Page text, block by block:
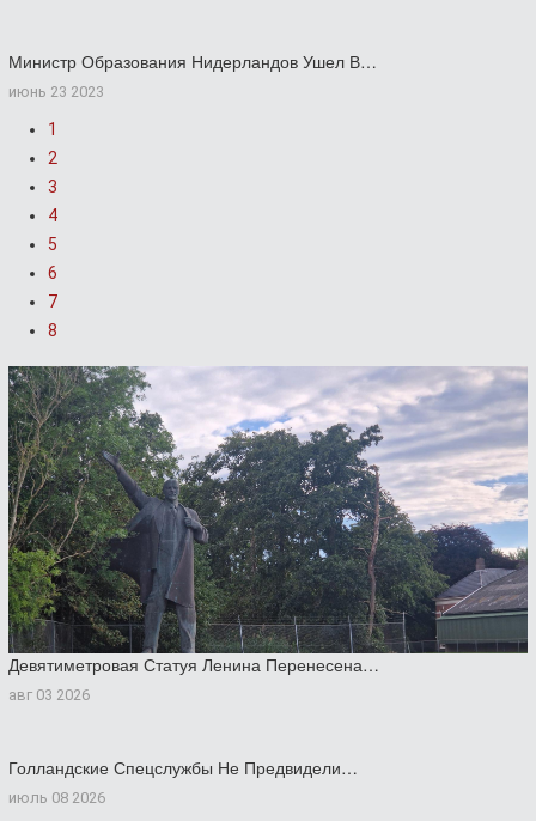
Министр Образования Нидерландов Ушел В…
июнь 23 2023
1
2
3
4
5
6
7
8
Девятиметровая Статуя Ленина Перенесена…
авг 03 2026
Голландские Спецслужбы Не Предвидели…
июль 08 2026